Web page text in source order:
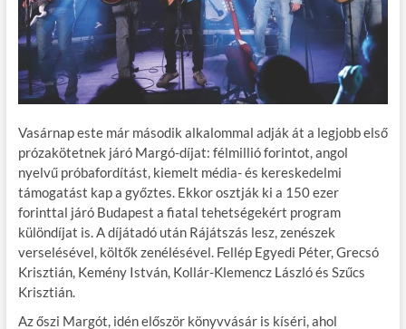
Vasárnap este már második alkalommal adják át a legjobb első
prózakötetnek járó Margó-díjat: félmillió forintot, angol
nyelvű próbafordítást, kiemelt média- és kereskedelmi
támogatást kap a győztes. Ekkor osztják ki a 150 ezer
forinttal járó Budapest a fiatal tehetségekért program
különdíjat is. A díjátadó után Rájátszás lesz, zenészek
verselésével, költők zenélésével. Fellép Egyedi Péter, Grecsó
Krisztián, Kemény István, Kollár-Klemencz László és Szűcs
Krisztián.
Az őszi Margót, idén először könyvvásár is kíséri, ahol